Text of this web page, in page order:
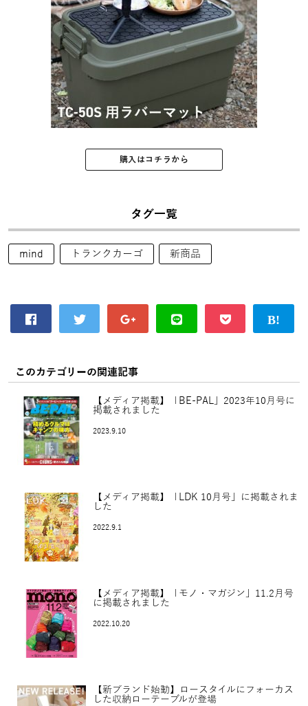
購入はコチラから
タグ一覧
mind トランクカーゴ 新商品
このカテゴリーの関連記事
【メディア掲載】「BE-PAL」2023年10月号に
掲載されました
2023.9.10
【メディア掲載】「LDK 10月号」に掲載されま
した
2022.9.1
【メディア掲載】「モノ・マガジン」11.2月号
に掲載されました
2022.10.20
【新ブランド始動】ロースタイルにフォーカス
した収納ローテーブルが登場